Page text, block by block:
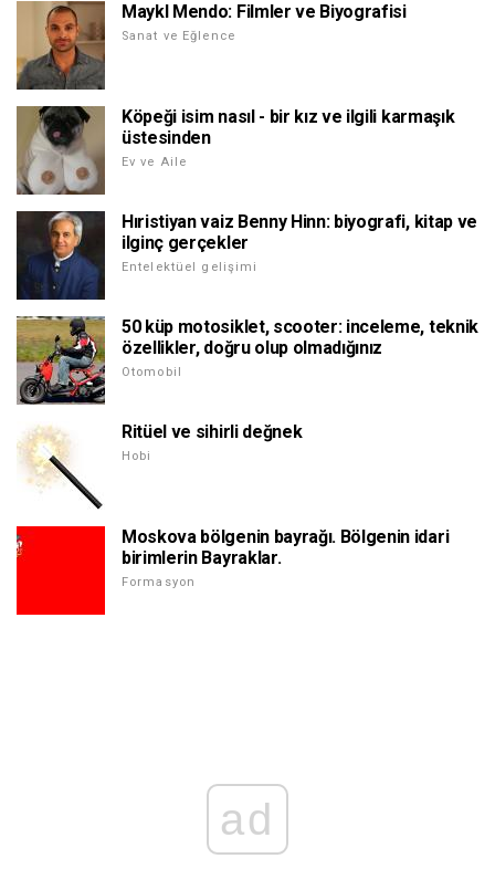
Maykl Mendo: Filmler ve Biyografisi
Sanat ve Eğlence
Köpeği isim nasıl - bir kız ve ilgili karmaşık
üstesinden
Ev ve Aile
Hıristiyan vaiz Benny Hinn: biyografi, kitap ve
ilginç gerçekler
Entelektüel gelişimi
50 küp motosiklet, scooter: inceleme, teknik
özellikler, doğru olup olmadığınız
Otomobil
Ritüel ve sihirli değnek
Hobi
Moskova bölgenin bayrağı. Bölgenin idari
birimlerin Bayraklar.
Formasyon
ad